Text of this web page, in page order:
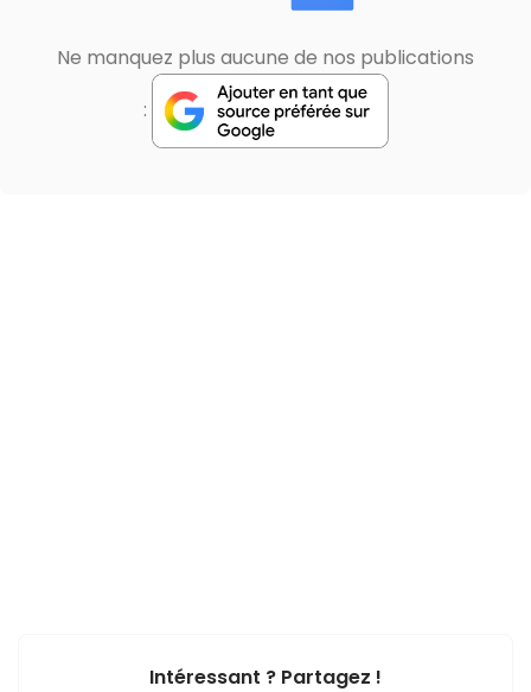
Ne manquez plus aucune de nos publications
:
Intéressant ? Partagez !